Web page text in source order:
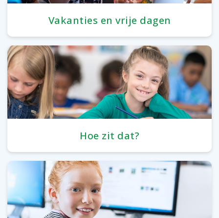
Vakanties en vrije dagen
Hoe zit dat?